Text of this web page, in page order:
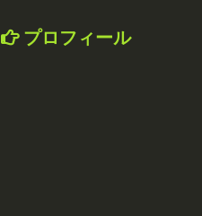
プロフィール